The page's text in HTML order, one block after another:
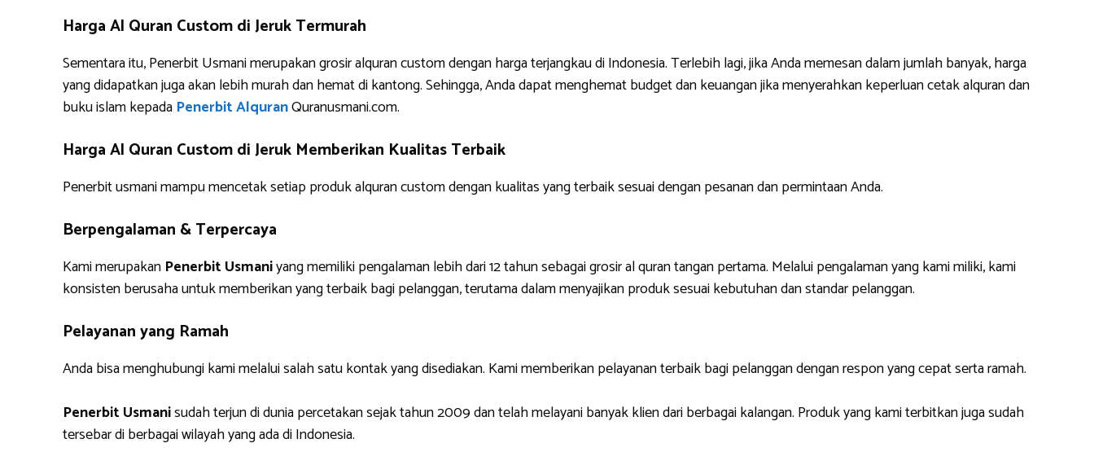
Harga Al Quran Custom di Jeruk Termurah
Sementara itu, Penerbit Usmani merupakan grosir alquran custom dengan harga terjangkau di Indonesia. Terlebih lagi, jika Anda memesan dalam jumlah banyak, harga
yang didapatkan juga akan lebih murah dan hemat di kantong. Sehingga, Anda dapat menghemat budget dan keuangan jika menyerahkan keperluan cetak alquran dan
buku islam kepada Penerbit AlquranQuranusmani.com.
Harga Al Quran Custom di Jeruk Memberikan Kualitas Terbaik
Penerbit usmani mampu mencetak setiap produk alquran custom dengan kualitas yang terbaik sesuai dengan pesanan dan permintaan Anda.
Berpengalaman & Terpercaya
Kami merupakan Penerbit Usmaniyang memiliki pengalaman lebih dari 12 tahun sebagai grosir al quran tangan pertama. Melalui pengalaman yang kami miliki, kami
konsisten berusaha untuk memberikan yang terbaik bagi pelanggan, terutama dalam menyajikan produk sesuai kebutuhan dan standar pelanggan.
Pelayanan yang Ramah
Anda bisa menghubungi kami melalui salah satu kontak yang disediakan. Kami memberikan pelayanan terbaik bagi pelanggan dengan respon yang cepat serta ramah.
Penerbit Usmanisudah terjun di dunia percetakan sejak tahun 2009 dan telah melayani banyak klien dari berbagai kalangan. Produk yang kami terbitkan juga sudah
tersebar di berbagai wilayah yang ada di Indonesia.